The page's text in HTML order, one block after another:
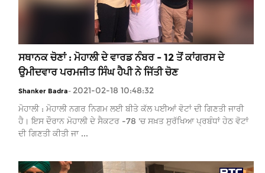
ਸਥਾਨਕ ਚੋਣਾਂ : ਮੋਹਾਲੀ ਦੇ ਵਾਰਡ ਨੰਬਰ - 12 ਤੋਂ ਕਾਂਗਰਸ ਦੇ
ਉਮੀਦਵਾਰ ਪਰਮਜੀਤ ਸਿੰਘ ਹੈਪੀ ਨੇ ਜਿੱਤੀ ਚੋਣ
Shanker Badra- 2021-02-18 10:48:32
ਮੋਹਾਲੀ : ਮੋਹਾਲੀ ਨਗਰ ਨਿਗਮ ਲਈ ਬੀਤੇ ਕੱਲ ਪਈਆਂ ਵੋਟਾਂ ਦੀ ਗਿਣਤੀ ਜਾਰੀ
ਹੈ। ਇਸ ਦੌਰਾਨ ਮੋਹਾਲੀ ਦੇ ਸੈਕਟਰ -78 'ਚ ਸਖ਼ਤ ਸੁਰੱਖਿਆ ਪ੍ਰਬੰਧਾਂ ਹੇਠ ਵੋਟਾਂ
ਦੀ ਗਿਣਤੀ ਕੀਤੀ ਜਾ ...